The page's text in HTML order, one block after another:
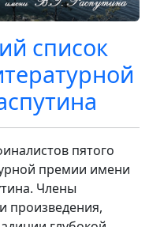
список
пятого
премии имени
Члены
произведения,